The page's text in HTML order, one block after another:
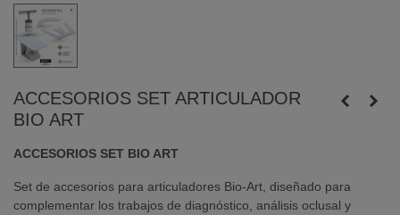
ACCESORIOS SET ARTICULADOR
BIO ART
ACCESORIOS SET BIO ART
Set de accesorios para articuladores Bio-Art, diseñado para
complementar los trabajos de diagnóstico, análisis oclusal y